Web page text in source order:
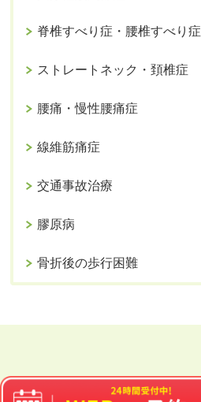
脊椎すべり症・腰椎すべり症
ストレートネック・頚椎症
腰痛・慢性腰痛症
線維筋痛症
交通事故治療
膠原病
骨折後の歩行困難